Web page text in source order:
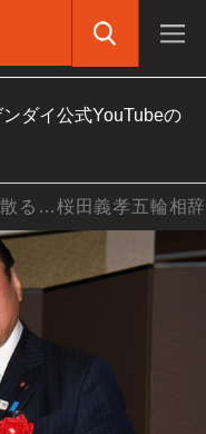
ンダイ公式YouTubeの
る…桜田義孝五輪相